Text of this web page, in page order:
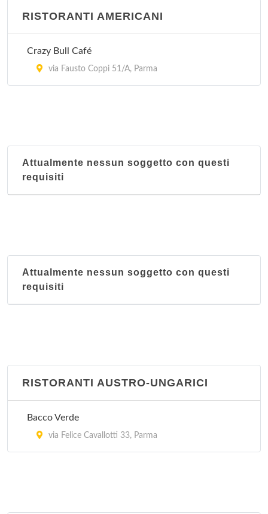
RISTORANTI AMERICANI
Crazy Bull Café
via Fausto Coppi 51/A, Parma
Attualmente nessun soggetto con questi
requisiti
Attualmente nessun soggetto con questi
requisiti
RISTORANTI AUSTRO-UNGARICI
Bacco Verde
via Felice Cavallotti 33, Parma